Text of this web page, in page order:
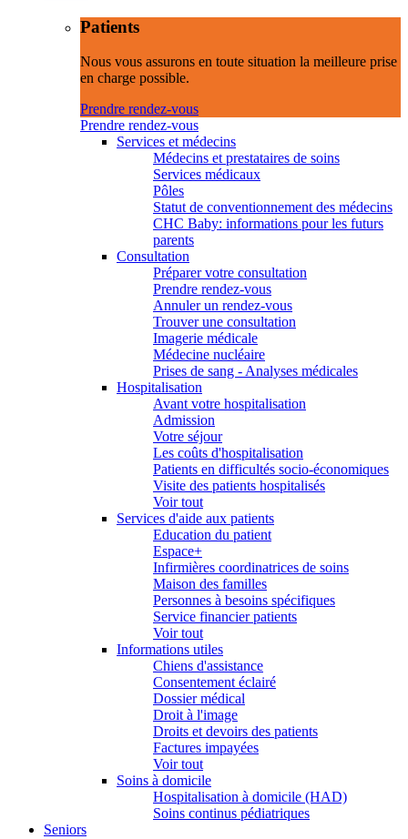
Patients
Nous vous assurons en toute situation la meilleure prise
en charge possible.
Prendre rendez-vous
Prendre rendez-vous
Services et médecins
Médecins et prestataires de soins
Services médicaux
Pôles
Statut de conventionnement des médecins
CHC Baby: informations pour les futurs
parents
Consultation
Préparer votre consultation
Prendre rendez-vous
Annuler un rendez-vous
Trouver une consultation
Imagerie médicale
Médecine nucléaire
Prises de sang - Analyses médicales
Hospitalisation
Avant votre hospitalisation
Admission
Votre séjour
Les coûts d'hospitalisation
Patients en difficultés socio-économiques
Visite des patients hospitalisés
Voir tout
Services d'aide aux patients
Education du patient
Espace+
Infirmières coordinatrices de soins
Maison des familles
Personnes à besoins spécifiques
Service financier patients
Voir tout
Informations utiles
Chiens d'assistance
Consentement éclairé
Dossier médical
Droit à l'image
Droits et devoirs des patients
Factures impayées
Voir tout
Soins à domicile
Hospitalisation à domicile (HAD)
Soins continus pédiatriques
Seniors